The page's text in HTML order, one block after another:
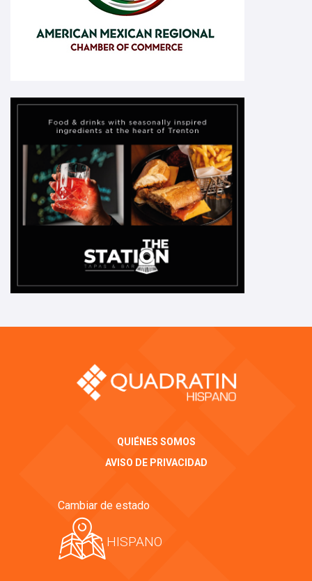
QUIÉNES SOMOS
AVISO DE PRIVACIDAD
Cambiar de estado
HISPANO